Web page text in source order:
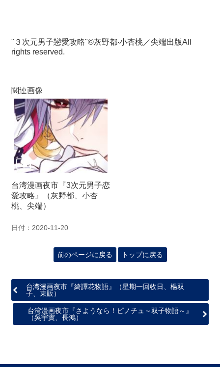
過
去
台
湾
の
関
連
リ
ン
ク
ー
ト
マ
ッ
" ３次元男子戀愛攻略"©灰野都‧小杏桃／尖端出版All
rights reserved.
関連画像
台湾漫画夜市『3次元男子恋
愛攻略』（灰野都、小杏
桃、尖端）
日付：2020-11-20
前のページに戻る トップに戻る
台湾漫画夜市『綺譚花物語』（星期一回收日、楊双
子、東販）
台湾漫画夜市『さようなら！ピノチュ～双子物語～』
（吳宇實、長鴻）